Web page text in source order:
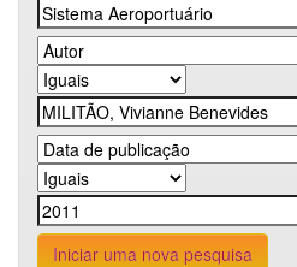
Iniciar uma nova pesquisa